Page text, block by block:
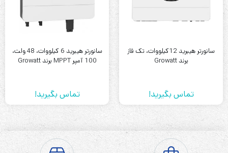
سانورتر هیبرید 12کیلووات، تک فاز
برند Growatt
تماس بگیرید!
سانورتر هیبرید 6 کیلووات، 48 ولت،
100 آمپر MPPT برند Growatt
تماس بگیرید!